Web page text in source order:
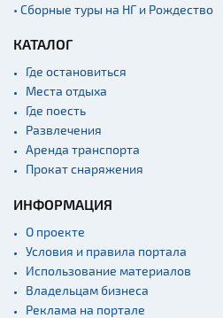
• Сборные туры на НГ и Рождество
КАТАЛОГ
Где остановиться
Места отдыха
Где поесть
Развлечения
Аренда транспорта
Прокат снаряжения
ИНФОРМАЦИЯ
О проекте
Условия и правила портала
Использование материалов
Владельцам бизнеса
Реклама на портале